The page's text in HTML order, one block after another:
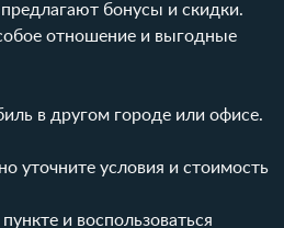
бонусы и скидки.
отношение и выгодные
в другом городе или офисе.
уточните условия и стоимость
и воспользоваться